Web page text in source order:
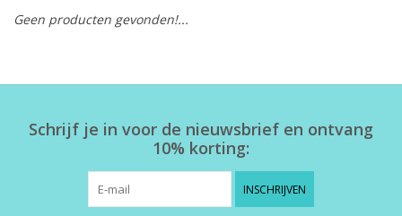
Herensokken
Geen producten gevonden!...
Schrijf je in voor de nieuwsbrief en ontvang
10% korting:
INSCHRIJVEN